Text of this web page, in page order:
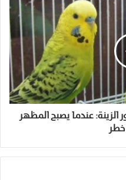
عندما يصبح المظهر